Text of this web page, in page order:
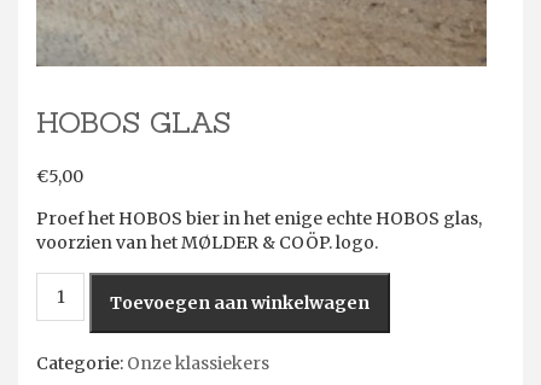
HOBOS GLAS
€5,00
Proef het HOBOS bier in het enige echte HOBOS glas,
voorzien van het MØLDER & COÖP. logo.
glas
aantal
Toevoegen aan winkelwagen
Categorie: Onze klassiekers